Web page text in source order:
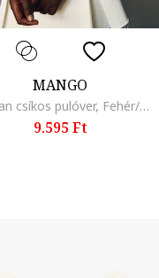
MANGO
Ujjatlan csíkos pulóver, Fehér/Smaragdzöld
9.595 Ft